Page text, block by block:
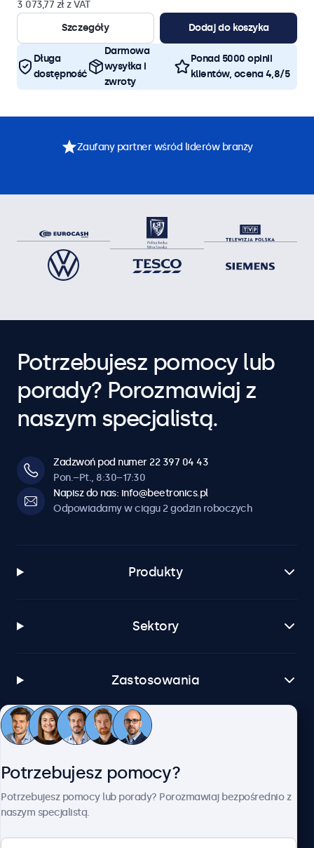
3 073,77 zł z VAT
Szczegóły
Dodaj do koszyka
Długa
dostępność
Darmowa
wysyłka i
zwroty
Ponad 5000 opinii
klientów, ocena 4,8/5
Zaufany partner wśród liderów branży
Potrzebujesz pomocy lub
porady? Porozmawiaj z
naszym specjalistą.
Zadzwoń pod numer 22 397 04 43
Pon.–Pt., 8:30–17:30
Napisz do nas: info@beetronics.pl
Odpowiadamy w ciągu 2 godzin roboczych
Produkty
Sektory
Zastosowania
Obsługa klienta
Potrzebujesz pomocy?
Potrzebujesz pomocy lub porady? Porozmawiaj bezpośrednio z
naszym specjalistą.